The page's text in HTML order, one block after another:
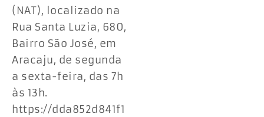
(NAT), localizado na
Rua Santa Luzia, 680,
Bairro São José, em
Aracaju, de segunda
a sexta-feira, das 7h
às 13h.
https://dda852d841f1